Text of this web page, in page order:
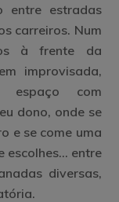
estradas
carreiros. Num
à frente da
improvisada,
com
dono, onde se
e se come uma
escolhes… entre
diversas,